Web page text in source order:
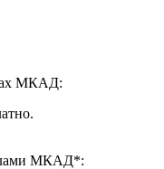
МКАД:
МКАД*: